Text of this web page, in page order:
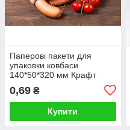
Паперові пакети для
упаковки ковбаси
140*50*320 мм Крафт
бурий харчові пакет саше
0,69 ₴
Купити